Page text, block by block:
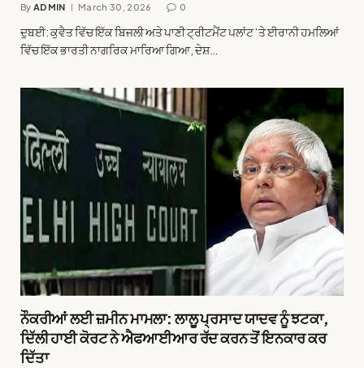
By ADMIN March 30, 2026 0
ਦੁਬਈ: ਕੁਵੈਤ ਵਿੱਚ ਇੱਕ ਬਿਜਲੀ ਅਤੇ ਪਾਣੀ ਟ੍ਰੀਟਮੈਂਟ ਪਲਾਂਟ ‘ਤੇ ਈਰਾਨੀ ਹਮਲਿਆਂ
ਵਿੱਚ ਇੱਕ ਭਾਰਤੀ ਨਾਗਰਿਕ ਮਾਰਿਆ ਗਿਆ, ਦੇਸ਼…
ਨੌਕਰੀਆਂ ਲਈ ਜ਼ਮੀਨ ਮਾਮਲਾ: ਲਾਲੂ ਪ੍ਰਸਾਦ ਯਾਦਵ ਨੂੰ ਝਟਕਾ,
ਦਿੱਲੀ ਹਾਈ ਕੋਰਟ ਨੇ ਐਫਆਈਆਰ ਰੱਦ ਕਰਨ ਤੋਂ ਇਨਕਾਰ ਕਰ
ਦਿੱਤਾ